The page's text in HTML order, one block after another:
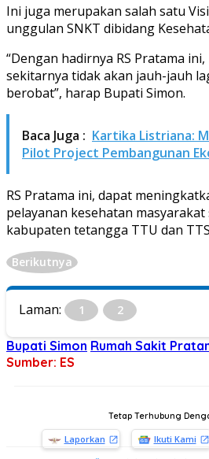
Ini juga merupakan salah satu
unggulan SNKT dibidang
“Dengan hadirnya RS Pratama
sekitarnya tidak akan jauh-jauh
berobat”, harap Bupati Simon.
Baca Juga : Kartika Listriana:
Pilot Project Pembangunan
RS Pratama ini, dapat
pelayanan kesehatan
kabupaten tetangga TTU dan
Berikutnya
Laman: 1 2
Bupati Simon Rumah Sakit
Sumber: ES
Tetap Terhubung
Laporkan Ikuti Kami